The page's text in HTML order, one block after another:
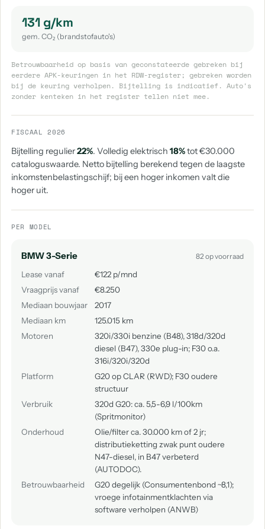
131 g/km
gem. CO₂ (brandstofauto's)
Betrouwbaarheid op basis van geconstateerde gebreken bij
eerdere APK-keuringen in het RDW-register; gebreken worden
bij de keuring verholpen. Bijtelling is indicatief. Auto's
zonder kenteken in het register tellen niet mee.
FISCAAL 2026
Bijtelling regulier22%. Volledig elektrisch 18%tot €30.000
cataloguswaarde. Netto bijtelling berekend tegen de laagste
inkomstenbelastingschijf; bij een hoger inkomen valt die
hoger uit.
PER MODEL
BMW 3-Serie 82 op voorraad
Lease vanaf
€122 p/mnd
Vraagprijs vanaf
€8.250
Mediaan bouwjaar
2017
Mediaan km
125.015 km
Motoren
320i/330i benzine (B48), 318d/320d
diesel (B47), 330e plug-in; F30 o.a.
316i/320i/320d
Platform
G20 op CLAR (RWD); F30 oudere
structuur
Verbruik
320d G20: ca. 5,5-6,9 l/100km
(Spritmonitor)
Onderhoud
Olie/filter ca. 30.000 km of 2 jr;
distributieketting zwak punt oudere
N47-diesel, in B47 verbeterd
(AUTODOC).
Betrouwbaarheid
G20 degelijk (Consumentenbond ~8,1);
vroege infotainmentklachten via
software verholpen (ANWB)